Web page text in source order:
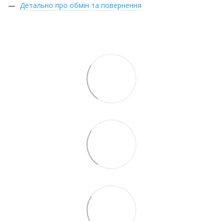
Детально про обмін та повернення